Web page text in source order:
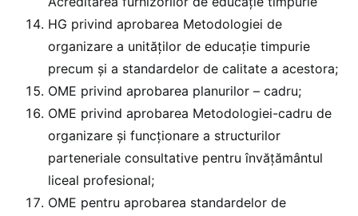
HG privind aprobarea Metodologiei de
organizare a unităților de educație timpurie
precum și a standardelor de calitate a acestora;
OME privind aprobarea planurilor – cadru;
OME privind aprobarea Metodologiei-cadru de
organizare şi funcţionare a structurilor
parteneriale consultative pentru învăţământul
liceal profesional;
OME pentru aprobarea standardelor de